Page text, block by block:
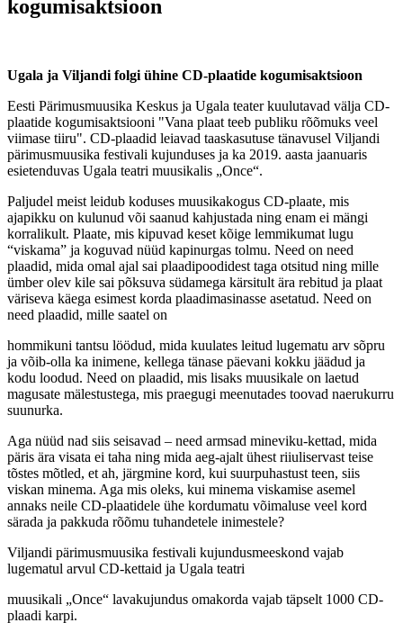
kogumisaktsioon
Ugala ja Viljandi folgi ühine CD-plaatide kogumisaktsioon
Eesti Pärimusmuusika Keskus ja Ugala teater kuulutavad välja CD-
plaatide kogumisaktsiooni "Vana plaat teeb publiku rõõmuks veel
viimase tiiru". CD-plaadid leiavad taaskasutuse tänavusel Viljandi
pärimusmuusika festivali kujunduses ja ka 2019. aasta jaanuaris
esietenduvas Ugala teatri muusikalis „Once“.
Paljudel meist leidub koduses muusikakogus CD-plaate, mis
ajapikku on kulunud või saanud kahjustada ning enam ei mängi
korralikult. Plaate, mis kipuvad keset kõige lemmikumat lugu
“viskama” ja koguvad nüüd kapinurgas tolmu. Need on need
plaadid, mida omal ajal sai plaadipoodidest taga otsitud ning mille
ümber olev kile sai põksuva südamega kärsitult ära rebitud ja plaat
väriseva käega esimest korda plaadimasinasse asetatud. Need on
need plaadid, mille saatel on
hommikuni tantsu löödud, mida kuulates leitud lugematu arv sõpru
ja võib-olla ka inimene, kellega tänase päevani kokku jäädud ja
kodu loodud. Need on plaadid, mis lisaks muusikale on laetud
magusate mälestustega, mis praegugi meenutades toovad naerukurru
suunurka.
Aga nüüd nad siis seisavad – need armsad mineviku-kettad, mida
päris ära visata ei taha ning mida aeg-ajalt ühest riiuliservast teise
tõstes mõtled, et ah, järgmine kord, kui suurpuhastust teen, siis
viskan minema. Aga mis oleks, kui minema viskamise asemel
annaks neile CD-plaatidele ühe kordumatu võimaluse veel kord
särada ja pakkuda rõõmu tuhandetele inimestele?
Viljandi pärimusmuusika festivali kujundusmeeskond vajab
lugematul arvul CD-kettaid ja Ugala teatri
muusikali „Once“ lavakujundus omakorda vajab täpselt 1000 CD-
plaadi karpi.